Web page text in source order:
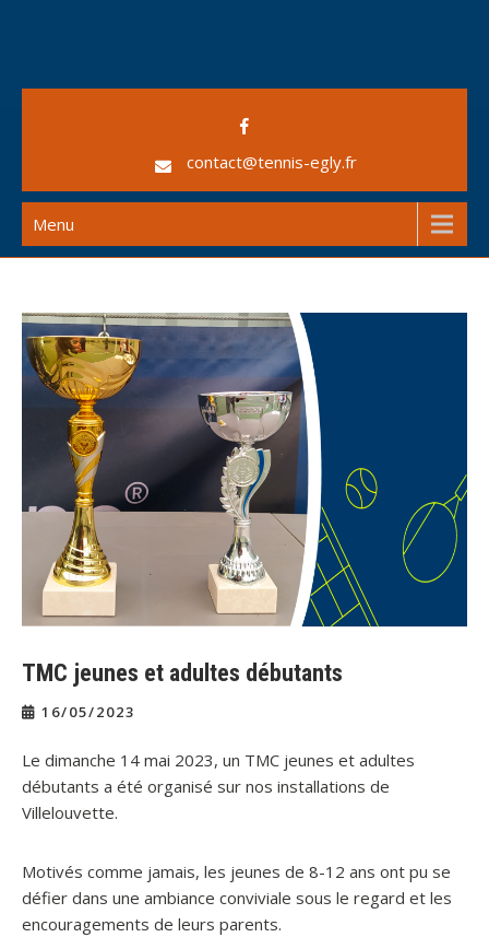
AS Egly Tennis
contact@tennis-egly.fr
Menu
TMC jeunes et adultes débutants
16/05/2023
Le dimanche 14 mai 2023, un TMC jeunes et adultes
débutants a été organisé sur nos installations de
Villelouvette.
Motivés comme jamais, les jeunes de 8-12 ans ont pu se
défier dans une ambiance conviviale sous le regard et les
encouragements de leurs parents.